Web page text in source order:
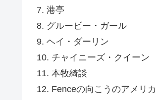
7. 港亭
8. グルービー・ガール
9. ヘイ・ダーリン
10. チャイニーズ・クイーン
11. 本牧綺談
12. Fenceの向こうのアメリカ